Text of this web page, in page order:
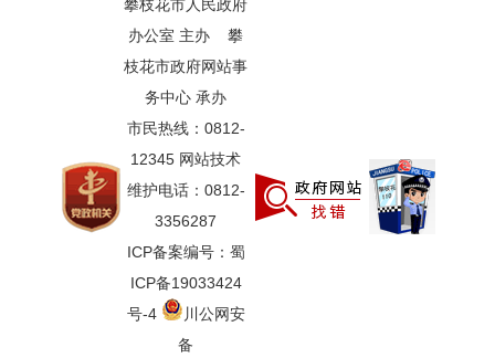
攀枝花市人民政府
办公室 主办 攀
枝花市政府网站事
务中心 承办
市民热线：0812-
12345 网站技术
维护电话：0812-
3356287
ICP备案编号：蜀
ICP备19033424
号-4
川公网安
备